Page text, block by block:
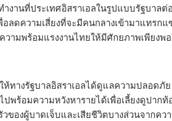
ำงานที่ประเทศอิสราเอลในรูปแบบรัฐบาล
ลดความเสี่ยงที่จะมีคนกลางเข้ามาแทรก
วามพร้อมแรงงานไทยให้มีศักยภาพเพียงพ
ทางรัฐบาลอิสราเอลได้ดูแลความปลอด
ปพร้อมความหวังหารายได้เพื่อเลี้ยงดูปา
ของผู้บาดเจ็บและเสียชีวิตบางส่วนจากค